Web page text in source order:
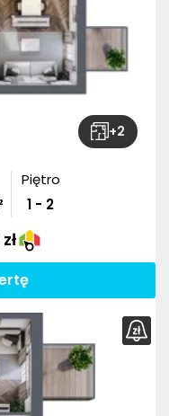
+2
Piętro
1 - 2